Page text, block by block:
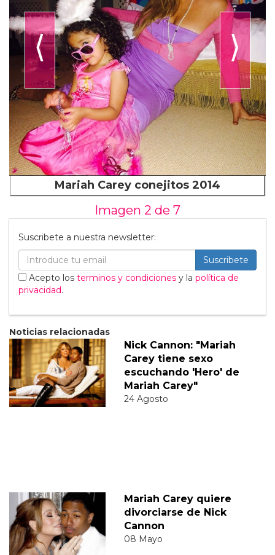
⟨ ⟩
Mariah Carey conejitos 2014
Imagen 2 de 7
Suscribete a nuestra newsletter:
Suscribete
Acepto los terminos y condiciones y la política de
privacidad.
Noticias relacionadas
Nick Cannon: "Mariah
Carey tiene sexo
escuchando 'Hero' de
Mariah Carey"
24 Agosto
Mariah Carey quiere
divorciarse de Nick
Cannon
08 Mayo